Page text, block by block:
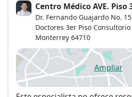
Centro Médico AVE.
Dr. Fernando Guajardo No.
Doctores 3er Piso Consultorio
Monterrey 64710
Ampliar
se